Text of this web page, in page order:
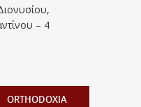
– 4
ORTHODOXIA